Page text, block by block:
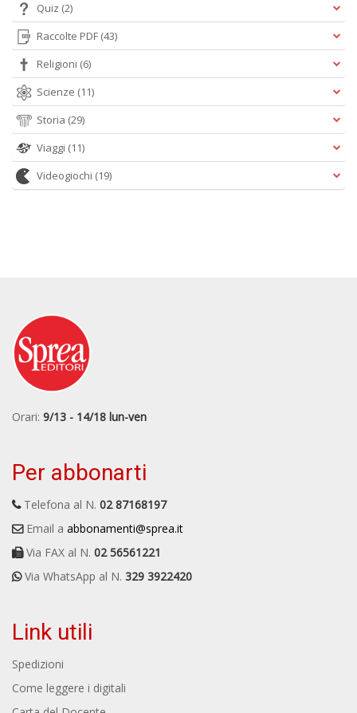
Quiz (2)
Raccolte PDF (43)
Religioni (6)
Scienze (11)
Storia (29)
Viaggi (11)
Videogiochi (19)
Orari: 9/13 - 14/18 lun-ven
Per abbonarti
Telefona al N. 02 87168197
Email a abbonamenti@sprea.it
Via FAX al N. 02 56561221
Via WhatsApp al N. 329 3922420
Link utili
Spedizioni
Come leggere i digitali